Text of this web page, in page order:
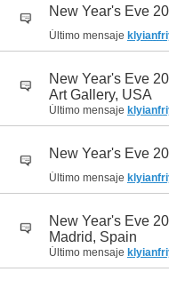
New Year's Eve
Último mensaje
New Year's Eve
Art Gallery, USA
Último mensaje
New Year's Eve
Último mensaje
New Year's Eve
Madrid, Spain
Último mensaje